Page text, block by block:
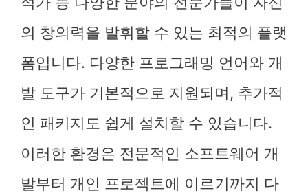
의 창의력을 발휘할 수 있는 최적의 플랫
폼입니다. 다양한 프로그래밍 언어와 개
발 도구가 기본적으로 지원되며, 추가적
인 패키지도 쉽게 설치할 수 있습니다.
이러한 환경은 전문적인 소프트웨어 개
발부터 개인 프로젝트에 이르기까지 다